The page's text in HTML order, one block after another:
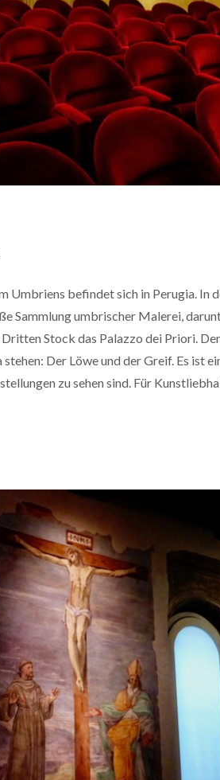
Umbriens befindet sich in Perugia. In
Sammlung umbrischer Malerei,
Stock das Palazzo dei Priori.
Der Löwe und der Greif. Es ist
zu sehen sind. Für